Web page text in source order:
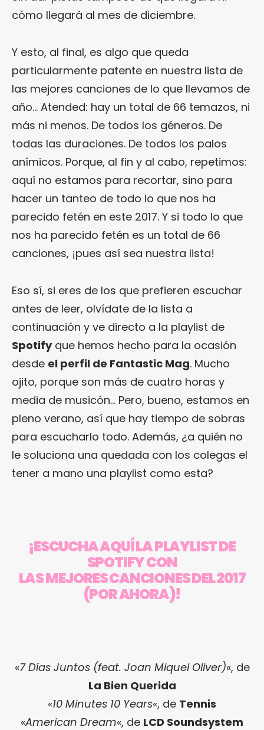
cómo llegará al mes de diciembre.
Y esto, al final, es algo que queda
particularmente patente en nuestra lista de
las mejores canciones de lo que llevamos de
año… Atended: hay un total de 66 temazos, ni
más ni menos. De todos los géneros. De
todas las duraciones. De todos los palos
anímicos. Porque, al fin y al cabo, repetimos:
aquí no estamos para recortar, sino para
hacer un tanteo de todo lo que nos ha
parecido fetén en este 2017. Y si todo lo que
nos ha parecido fetén es un total de 66
canciones, ¡pues así sea nuestra lista!
Eso sí, si eres de los que prefieren escuchar
antes de leer, olvídate de la lista a
continuación y ve directo a la playlist de
Spotifyque hemos hecho para la ocasión
desde el perfil de Fantastic Mag. Mucho
ojito, porque son más de cuatro horas y
media de musicón… Pero, bueno, estamos en
pleno verano, así que hay tiempo de sobras
para escucharlo todo. Además, ¿a quién no
le soluciona una quedada con los colegas el
tener a mano una playlist como esta?
¡ESCUCHA AQUÍ LA PLAYLIST DE
SPOTIFY CON
LAS MEJORES CANCIONES DEL 2017
(POR AHORA)!
«7 Días Juntos (feat. Joan Miquel Oliver)«, de
La Bien Querida
«10 Minutes 10 Years«, de Tennis
«American Dream«, de LCD Soundsystem